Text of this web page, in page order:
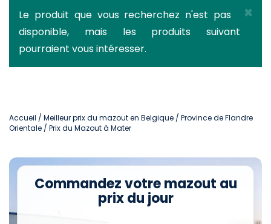
×
Message
d'état
Le produit que vous recherchez n'est pas
disponible, mais les produits suivant
pourraient vous intéresser.
Accueil / Meilleur prix du mazout en Belgique / Province de Flandre
Orientale / Prix du Mazout à Mater
Commandez votre mazout au
prix du jour